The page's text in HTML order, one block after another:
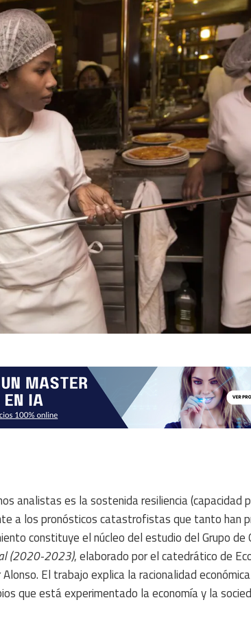
analistas es la sostenida resiliencia (capacidad
a los pronósticos catastrofistas que tanto han
constituye el núcleo del estudio del Grupo de
(2020-2023), elaborado por el catedrático de
El trabajo explica la racionalidad
que está experimentado la economía y la